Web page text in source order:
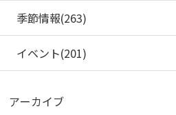
季節情報(263)
イベント(201)
アーカイブ